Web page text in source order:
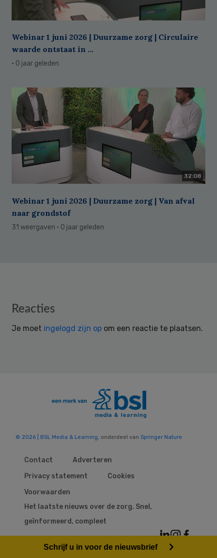
Webinar 1 juni 2026 | Duurzame zorg | Circulaire
waarde ontstaat in ...
· 0 jaar geleden
32:08
Webinar 1 juni 2026 | Duurzame zorg | Van afval
naar grondstof
31 weergaven · 0 jaar geleden
Reader
Reacties
Je moet ingelogd zijn op om een reactie te plaatsen.
© 2026 | BSL Media & Learning, onderdeel van Springer Nature
Contact
Adverteren
Privacy statement
Cookies
Voorwaarden
Het laatste nieuws over de zorg. Snel,
geïnformeerd, compleet
Schrijf u in voor de nieuwsbrief